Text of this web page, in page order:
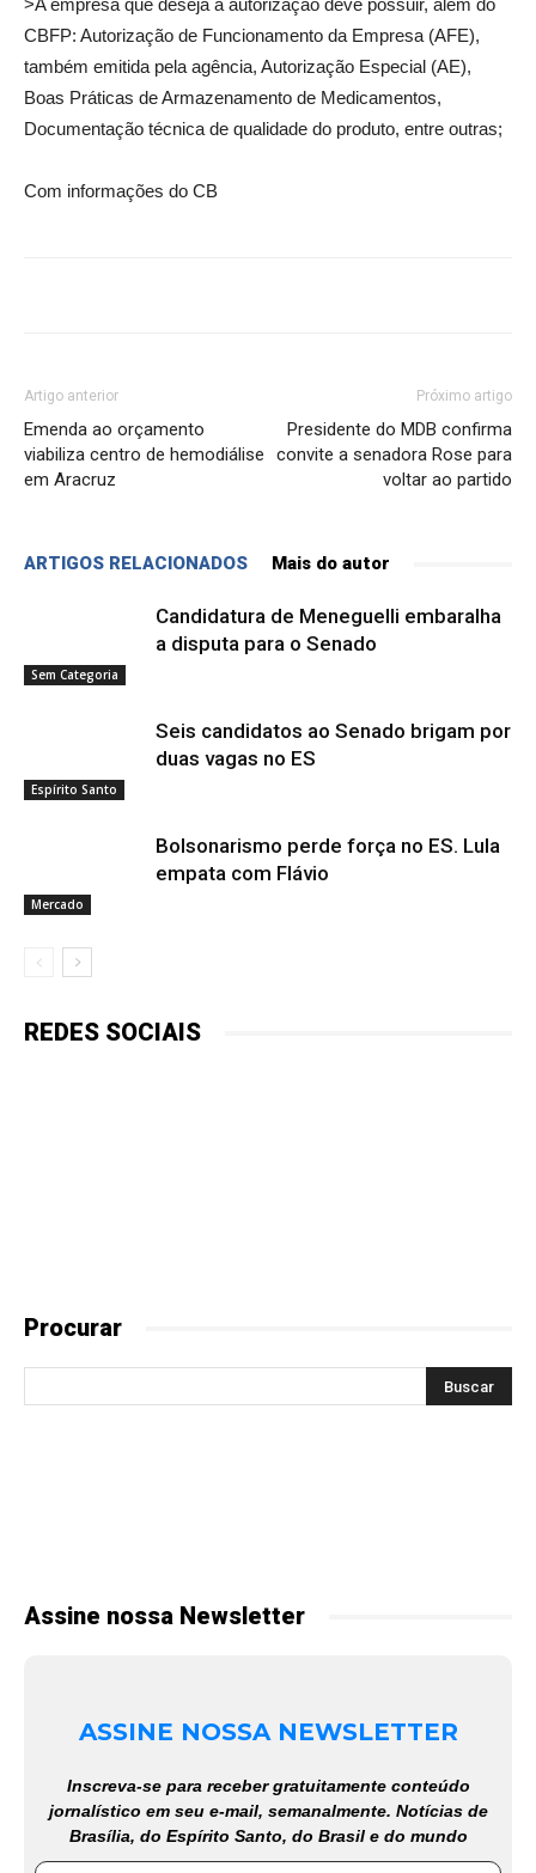
>A empresa que deseja a autorização deve possuir, além do
CBFP: Autorização de Funcionamento da Empresa (AFE),
também emitida pela agência, Autorização Especial (AE),
Boas Práticas de Armazenamento de Medicamentos,
Documentação técnica de qualidade do produto, entre outras;
Com informações do CB
Artigo anterior
Emenda ao orçamento
viabiliza centro de hemodiálise
em Aracruz
Próximo artigo
Presidente do MDB confirma
convite a senadora Rose para
voltar ao partido
ARTIGOS RELACIONADOS Mais do autor
Sem Categoria
Candidatura de Meneguelli embaralha
a disputa para o Senado
Espírito Santo
Seis candidatos ao Senado brigam por
duas vagas no ES
Mercado
Bolsonarismo perde força no ES. Lula
empata com Flávio
REDES SOCIAIS
Procurar
Assine nossa Newsletter
ASSINE NOSSA NEWSLETTER
Inscreva-se para receber gratuitamente conteúdo
jornalístico em seu e-mail, semanalmente. Notícias de
Brasília, do Espírito Santo, do Brasil e do mundo